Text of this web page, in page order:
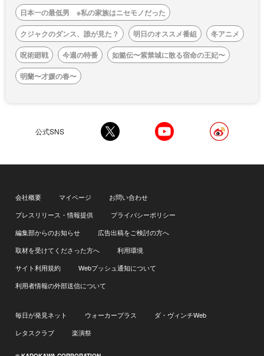
日本一の最低男 ※私の家族はニセモノだった
クジャクのダンス、誰が見た？
明日のオススメ番組
冬アニメ
呪術廻戦
今週の特番
如懿伝〜紫禁城に散る宿命の王妃〜
明蘭〜才媛の春〜
公式SNS
会社概要 マイページ
お問い合わせ
プレスリリース・情報提供
プライバシーポリシー
編集部からのお知らせ
広告出稿をご検討の方へ
取材を受けてくださった方へ
利用環境
サイト利用規約
Webプッシュ通知について
利用者情報の外部送信について
毎日が発見ネット ウォーカープラス
ダ・ヴィンチWeb
レタスクラブ
楽演祭